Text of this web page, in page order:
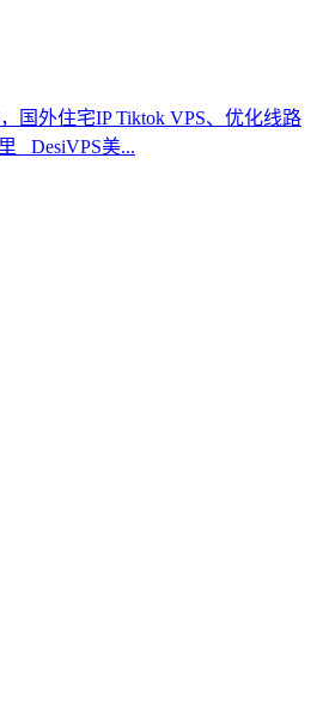
国外住宅IP Tiktok VPS、优化线路
DesiVPS美...